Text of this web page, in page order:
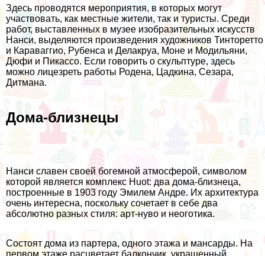
Здесь проводятся мероприятия, в которых могут
участвовать, как местные жители, так и туристы. Среди
работ, выставленных в музее изобразительных искусств
Нанси, выделяются произведения художников Тинторетто
и Караваггио, Рубенса и Делакруа, Моне и Модильяни,
Дюфи и Пикассо. Если говорить о скульптуре, здесь
можно лицезреть работы Родена, Цадкина, Сезара,
Дитмана.
Дома-близнецы
Нанси славен своей богемной атмосферой, символом
которой является комплекс Huot: два дома-близнеца,
построенные в 1903 году Эмилем Андре. Их архитектура
очень интересна, поскольку сочетает в себе два
абсолютно разных стиля: арт-нуво и неоготика.
Состоят дома из партера, одного этажа и мансарды. На
первом этаже расцветает балкончик, украшенный